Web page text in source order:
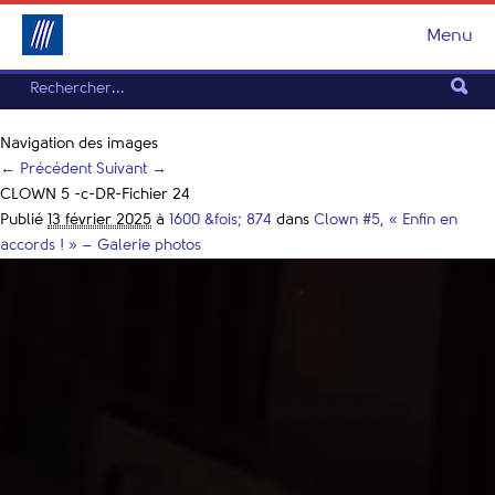
Menu
Navigation des images
← Précédent Suivant →
CLOWN 5 -c-DR-Fichier 24
Publié 13 février 2025 à 1600 &fois; 874 dans Clown #5, « Enfin en
accords ! » – Galerie photos